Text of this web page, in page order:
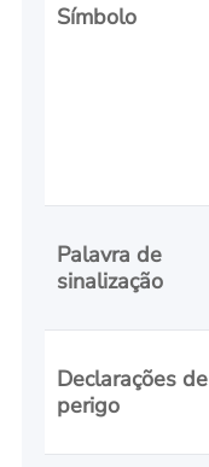
Símbolo
Palavra de
sinalização
Declarações de
perigo